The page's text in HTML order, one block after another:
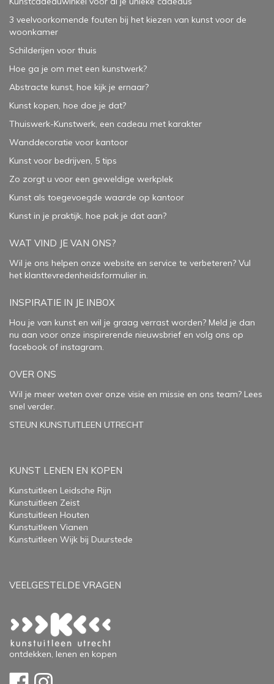
3 veelvoorkomende fouten bij het kiezen van kunst voor de
woonkamer
Schilderijen voor thuis
Hoe ga je om met een kunstwerk?
Abstracte kunst, hoe kijk je ernaar?
Kunst kopen, hoe doe je dat?
Thuiswerk-Kunstwerk, een cadeau met karakter
Wanddecoratie voor kantoor
Kunst voor bedrijven, 5 tips
Zo zorgt u voor een geweldige werkplek
Kunst als toegevoegde waarde op kantoor
Kunst in je praktijk, hoe pak je dat aan?
WAT VIND JE VAN ONS?
Wil je ons helpen onze website en service te verbeteren? Vul
het klanttevredenheidsformulier in.
INSPIRATIE IN JE INBOX
Hou je van kunst en wil je graag verrast worden? Meld je dan
nu aan voor onze inspirerende nieuwsbrief en volg ons op
facebook of instagram.
OVER ONS
Wil je meer weten over onze visie en missie en ons team? Lees
snel verder.
STEUN KUNSTUITLEEN UTRECHT
KUNST LENEN EN KOPEN
Kunstuitleen Leidsche Rijn
Kunstuitleen Zeist
Kunstuitleen Houten
Kunstuitleen Vianen
Kunstuitleen Wijk bij Duurstede
VEELGESTELDE VRAGEN
ontdekken, lenen en kopen